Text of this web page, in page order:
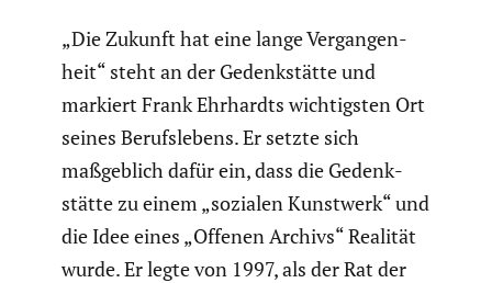
„Die Zukunft hat eine lange Vergan­gen­
heit“ steht an der Gedenk­stätte und
markiert Frank Ehrhardts wichtigsten Ort
seines Berufs­le­bens. Er setzte sich
maßgeb­lich dafür ein, dass die Gedenk­
stätte zu einem „sozialen Kunstwerk“ und
die Idee eines „Offenen Archivs“ Realität
wurde. Er legte von 1997, als der Rat der